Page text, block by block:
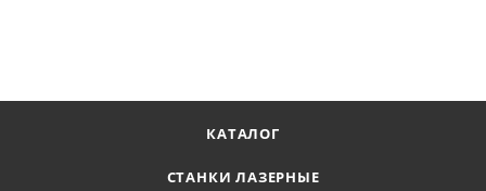
КАТАЛОГ
СТАНКИ ЛАЗЕРНЫЕ